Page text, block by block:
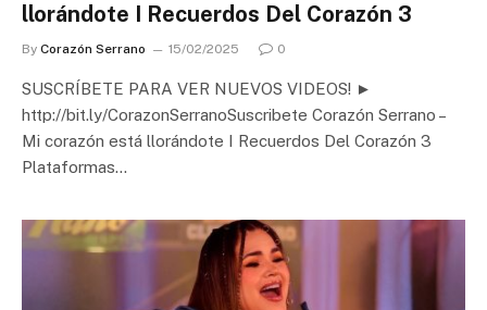
llorándote I Recuerdos Del Corazón 3
By Corazón Serrano 15/02/2025 0
SUSCRÍBETE PARA VER NUEVOS VIDEOS! ►
http://bit.ly/CorazonSerranoSuscribete Corazón Serrano –
Mi corazón está llorándote I Recuerdos Del Corazón 3
Plataformas…